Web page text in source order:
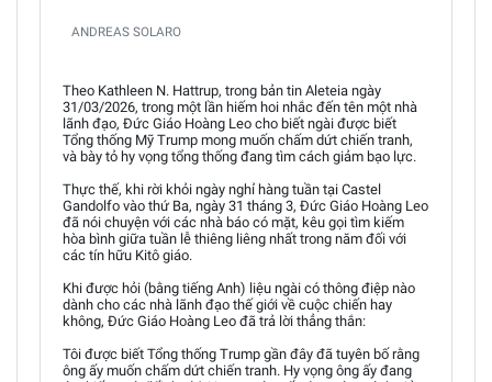
ANDREAS SOLARO
Theo Kathleen N. Hattrup, trong bản tin Aleteia ngày
31/03/2026, trong một lần hiếm hoi nhắc đến tên một nhà
lãnh đạo, Đức Giáo Hoàng Leo cho biết ngài được biết
Tổng thống Mỹ Trump mong muốn chấm dứt chiến tranh,
và bày tỏ hy vọng tổng thống đang tìm cách giảm bạo lực.
Thực thế, khi rời khỏi ngày nghỉ hàng tuần tại Castel
Gandolfo vào thứ Ba, ngày 31 tháng 3, Đức Giáo Hoàng Leo
đã nói chuyện với các nhà báo có mặt, kêu gọi tìm kiếm
hòa bình giữa tuần lễ thiêng liêng nhất trong năm đối với
các tín hữu Kitô giáo.
Khi được hỏi (bằng tiếng Anh) liệu ngài có thông điệp nào
dành cho các nhà lãnh đạo thế giới về cuộc chiến hay
không, Đức Giáo Hoàng Leo đã trả lời thẳng thắn:
Tôi được biết Tổng thống Trump gần đây đã tuyên bố rằng
ông ấy muốn chấm dứt chiến tranh. Hy vọng ông ấy đang